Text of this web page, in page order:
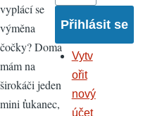
vyplácí se
výměna
čočky? Doma
mám na
širokáči jeden
mini ťukanec,
Vytv
ořit
nový
účet